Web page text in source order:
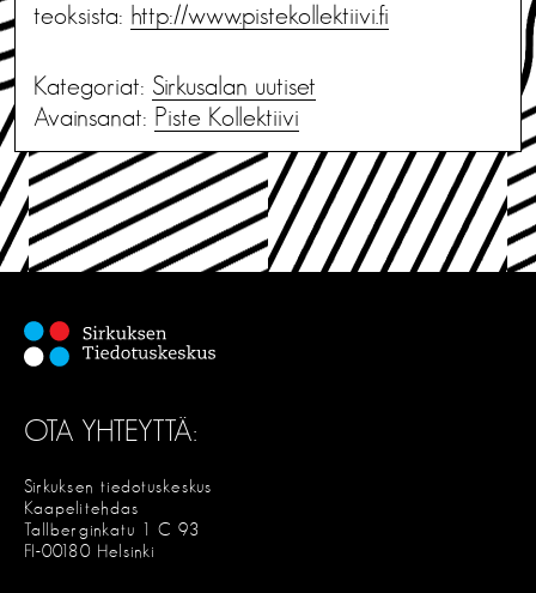
teoksista: http://www.pistekollektiivi.fi
Kategoriat: Sirkusalan uutiset
Avainsanat: Piste Kollektiivi
OTA YHTEYTTÄ:
Sirkuksen tiedotuskeskus
Kaapelitehdas
Tallberginkatu 1 C 93
FI-00180 Helsinki